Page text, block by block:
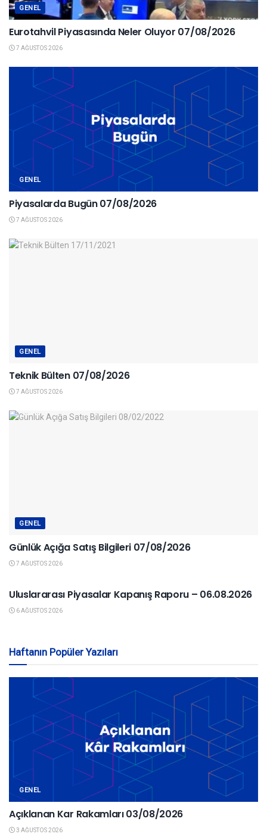
GENEL
Eurotahvil Piyasasında Neler Oluyor 07/08/2026
7 AĞUSTOS 2026
GENEL
Piyasalarda Bugün 07/08/2026
7 AĞUSTOS 2026
GENEL
Teknik Bülten 07/08/2026
7 AĞUSTOS 2026
GENEL
Günlük Açığa Satış Bilgileri 07/08/2026
7 AĞUSTOS 2026
Uluslararası Piyasalar Kapanış Raporu – 06.08.2026
6 AĞUSTOS 2026
Haftanın Popüler Yazıları
GENEL
Açıklanan Kar Rakamları 03/08/2026
3 AĞUSTOS 2026